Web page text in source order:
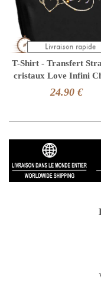
T-Shirt - Transfert
cristaux Love Infini
24.90 €